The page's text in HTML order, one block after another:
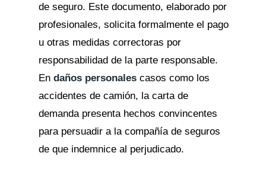
de seguro. Este documento, elaborado por
profesionales, solicita formalmente el pago
u otras medidas correctoras por
responsabilidad de la parte responsable.
En daños personalescasos como los
accidentes de camión, la carta de
demanda presenta hechos convincentes
para persuadir a la compañía de seguros
de que indemnice al perjudicado.